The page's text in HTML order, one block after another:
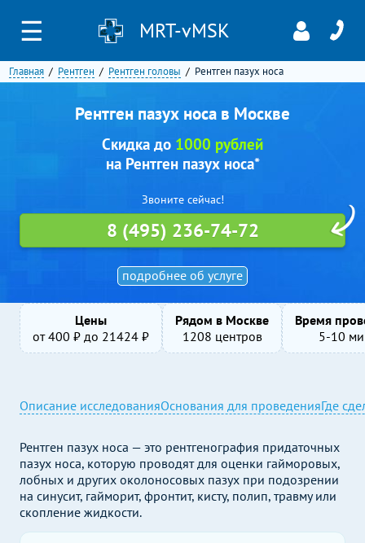
☰ MRT-vMSK
Главная Рентген Рентген головы Рентген пазух носа
Рентген пазух носа в Москве
подробнее об услуге
Скидка до 1000 рублей
на Рентген пазух носа*
Звоните сейчас!
8 (495) 236-74-72
Цены
от400 ₽ до 21424 ₽
Рядом в Москве
1208 центров
Время
5-10
Описание исследованияОснования для проведенияГде
Рентген пазух носа — это рентгенография придаточных
пазух носа, которую проводят для оценки гайморовых,
лобных и других околоносовых пазух при подозрении
на синусит, гайморит, фронтит, кисту, полип, травму или
скопление жидкости.